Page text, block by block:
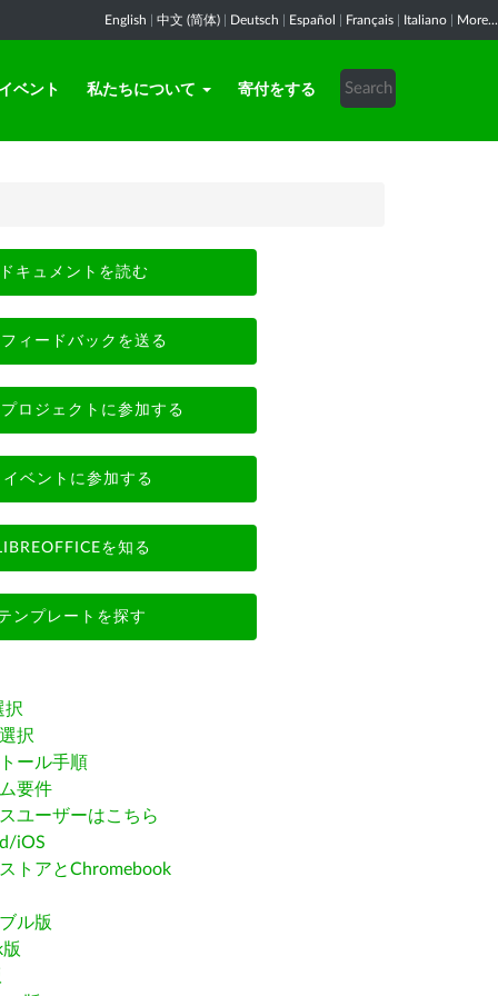
English 中文 (简体) Deutsch Español Français Italiano More...
イベント 私たちについて 寄付をする
ドキュメントを読む
フィードバックを送る
プロジェクトに参加する
イベントに参加する
を知る
ンプレートを探す
択
択
ール手順
要件
ユーザーはこちら
iOS
トアとChromebook
ル版